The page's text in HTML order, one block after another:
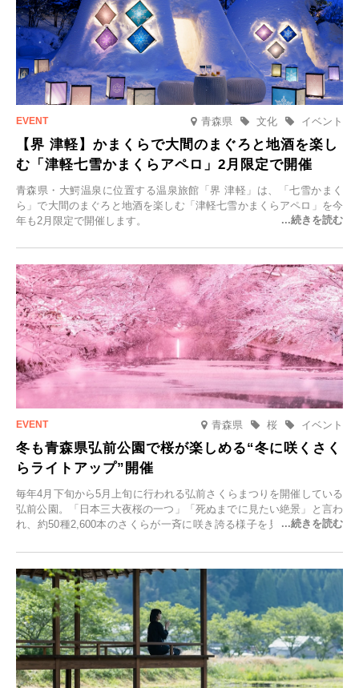
青森県 イベント
文化
【界 津軽】かまくらで大間のまぐろと地酒を楽し
む「津軽七雪かまくらアペロ」2月限定で開催
青森県・大鰐温泉に位置する温泉旅館「界 津軽」は、「七雪かまく
ら」で大間のまぐろと地酒を楽しむ「津軽七雪かまくらアペロ」を今
年も2月限定で開催します。
青森県 イベント
桜
冬も青森県弘前公園で桜が楽しめる“冬に咲くさく
らライトアップ”開催
毎年4月下旬から5月上旬に行われる弘前さくらまつりを開催している
弘前公園。「日本三大夜桜の一つ」「死ぬまでに見たい絶景」と言わ
れ、約50種2,600本のさくらが一斉に咲き誇る様子を見に、世界中か
日(月)～2026年2月28日(土)の期間、「冬に咲くさくらライトアップ」
を開催します。